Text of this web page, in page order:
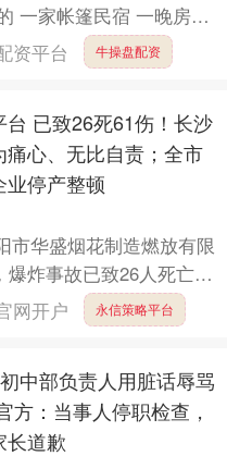
一家帐篷民宿 一晚房费
家民宿的评分很高，....
资平台 牛操盘配资
台 已致26死61伤！长沙
痛心、无比自责；全市
业停产整顿
市华盛烟花制造燃放有限
炸事故已致26人死亡，
南长沙召开新闻发布....
网开户 永信策略平台
中部负责人用脏话辱骂
方：当事人停职检查，
长道歉